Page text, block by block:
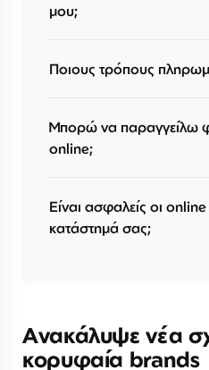
μου;
Ποιους τρόπους
Μπορώ να παραγγείλω
online;
Είναι ασφαλείς οι
κατάστημά σας;
Ανακάλυψε νέα
κορυφαία brands